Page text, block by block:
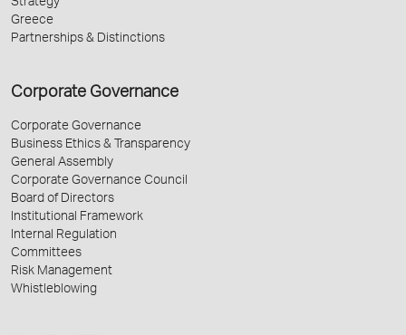
Strategy
Greece
Partnerships & Distinctions
Corporate Governance
Corporate Governance
Business Ethics & Transparency
General Assembly
Corporate Governance Council
Board of Directors
Institutional Framework
Internal Regulation
Committees
Risk Management
Whistleblowing